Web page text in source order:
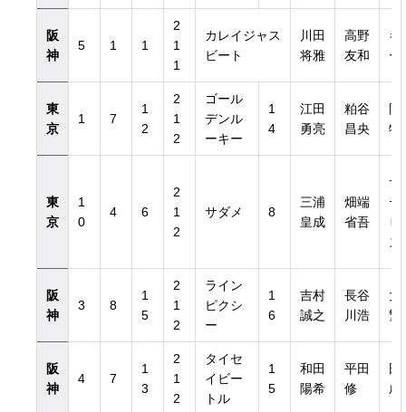
阪
神
5 1 1
2
1
1
カレイジャス
ビート
川田
将雅
高野
友和
キ
ー
東
京
1 7
1
2
2
1
2
ゴール
デンル
ーキー
1
4
江田
勇亮
粕谷
昌央
岡
牧
東
京
1
0
4 6
2
1
2
サダメ 8
三浦
皇成
畑端
省吾
サ
デ
ヒ
ズ
阪
神
3 8
1
5
2
1
2
ライン
ピクシ
ー
1
6
吉村
誠之
長谷
川浩
大
繁
阪
神
4 7
1
3
2
1
2
タイセ
イビー
トル
1
5
和田
陽希
平田
修
田
成